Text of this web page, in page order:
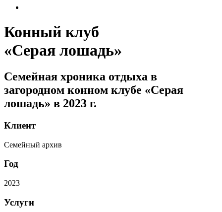
Конный клуб
«Серая лошадь»
Семейная хроника отдыха в
загородном конном клубе «Серая
лошадь» в 2023 г.
Клиент
Семейный архив
Год
2023
Услуги